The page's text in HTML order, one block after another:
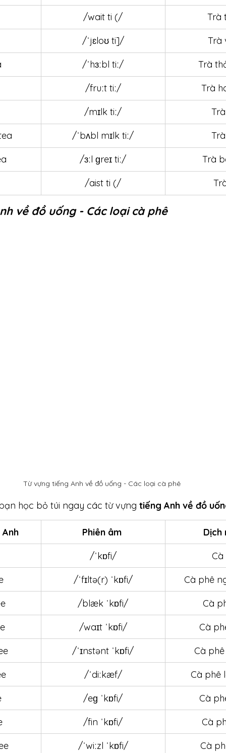
/wait ti (/ Trà
/ˈjɛloʊ ti]/ Trà
/ˈhɜːbl tiː/ Trà
/fruːt tiː/ Trà
/mɪlk tiː/
/ˈbʌbl mɪlk tiː/
/ɜːl ɡreɪ tiː/ Trà
/aist ti (/
về đồ uống - Các loại cà phê
Từ vựng tiếng Anh về đồ uống - Các loại cà phê
học bỏ túi ngay các từ vựng tiếng Anh về đồ
Phiên âm Dịch
/ˈkɒfi/ Cà
/ˈfɪltə(r) ˈkɒfi/ Cà phê
/blæk ˈkɒfi/ Cà
/waɪt ˈkɒfi/ Cà
/ˈɪnstənt ˈkɒfi/ Cà
/ˈdiːkæf/ Cà phê
/eɡ ˈkɒfi/ Cà
/fin ˈkɒfi/ Cà
/ˈwiːzl ˈkɒfi/ Cà